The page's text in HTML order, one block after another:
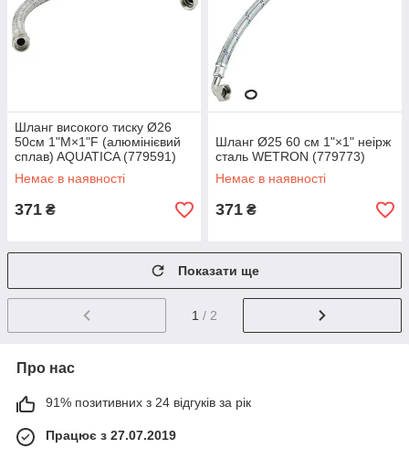
Шланг високого тиску Ø26
50см 1"М×1"F (алюмінієвий
сплав) AQUATICA (779591)
Немає в наявності
371 ₴
Шланг Ø25 60 см 1"×1" неірж
сталь WETRON (779773)
Немає в наявності
371 ₴
Показати ще
1 / 2
Про нас
91% позитивних з 24 відгуків за рік
Працює з 27.07.2019